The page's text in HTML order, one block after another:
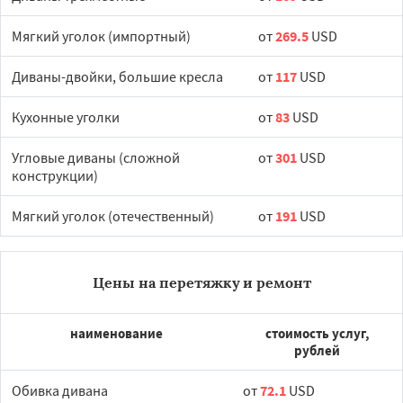
Мягкий уголок (импортный) от269.5 USD
Диваны-двойки, большие кресла от 117 USD
Кухонные уголки от83 USD
Угловые диваны (сложной
конструкции)
от301 USD
Мягкий уголок (отечественный) от 191 USD
Цены на перетяжку и ремонт
наименование
стоимость услуг,
рублей
Обивка дивана от72.1 USD